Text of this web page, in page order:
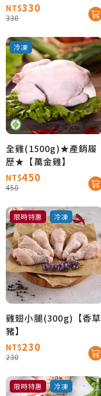
NT$330
330
冷凍
全雞(1500g)★產銷履
歷★【萬金雞】
NT$450
450
限時特惠 冷凍
雞翅小腿(300g)【香草
豬】
NT$230
230
限時特惠 冷凍